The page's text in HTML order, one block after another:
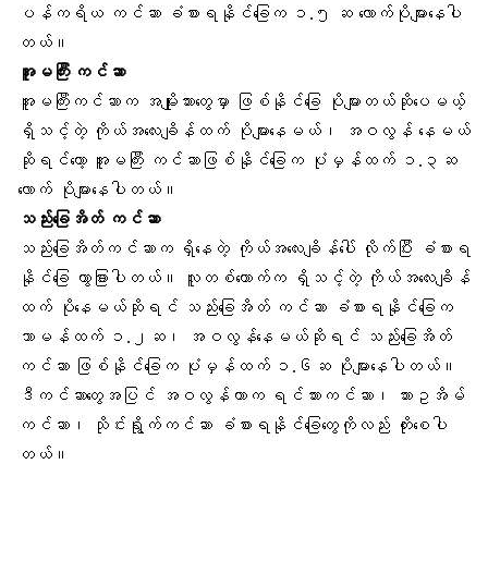
ပန်ကရိယ ကင်ဆာ ခံစားရနိုင်ခြေက ၁.၅ ဆ လောက်ပိုများနေပါ
တယ်။
အူမကြီး ကင်ဆာ
အူမကြီးကင်ဆာက အမျိုးသားတွေမှာ ဖြစ်နိုင်ခြေ ပိုများတယ်ဆိုပေမယ့်
ရှိသင့်တဲ့ ကိုယ်အလေးချိန်ထက် ပိုများနေမယ်၊ အဝလွန် နေမယ်
ဆိုရင်တော့ အူမကြီး ကင်ဆာဖြစ်နိုင်ခြေက ပုံမှန်ထက် ၁.၃ဆ
လောက် ပိုများနေပါတယ်။
သည်းခြေအိတ် ကင်ဆာ
သည်းခြေအိတ်ကင်ဆာက ရှိနေတဲ့ ကိုယ်အလေးချိန်ပေါ် လိုက်ပြီး ခံစားရ
နိုင်ခြေ ကွာခြားပါတယ်။ လူတစ်ယောက်က ရှိသင့်တဲ့ ကိုယ်အလေးချိန်
ထက် ပိုနေမယ်ဆိုရင် သည်းခြေအိတ် ကင်ဆာ ခံစားရနိုင်ခြေက
သာမန်ထက် ၁.၂ဆ၊ အဝလွန်နေမယ်ဆိုရင် သည်းခြေအိတ်
ကင်ဆာ ဖြစ်နိုင်ခြေက ပုံမှန်ထက် ၁.၆ဆ ပိုများနေပါတယ်။
ဒီကင်ဆာတွေအပြင် အဝလွန်တာက ရင်သားကင်ဆာ၊ သားဥအိမ်
ကင်ဆာ၊ သိုင်းရွိုက်ကင်ဆာ ခံစားရနိုင်ခြေတွေကိုလည်း တိုးစေပါ
တယ်။